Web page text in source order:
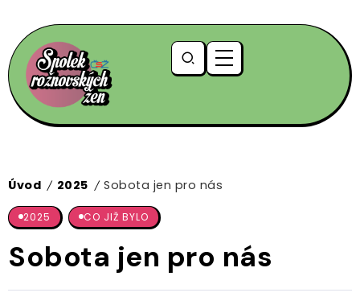
Úvod / 2025 / Sobota jen pro nás
2025 CO JIŽ BYLO
Sobota jen pro nás